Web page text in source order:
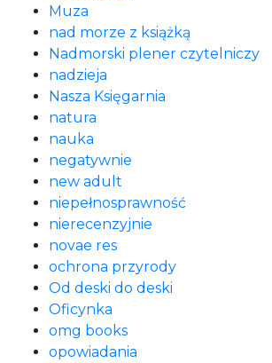
Muza
nad morze z książką
Nadmorski plener czytelniczy
nadzieja
Nasza Księgarnia
natura
nauka
negatywnie
new adult
niepełnosprawność
nierecenzyjnie
novae res
ochrona przyrody
Od deski do deski
Oficynka
omg books
opowiadania